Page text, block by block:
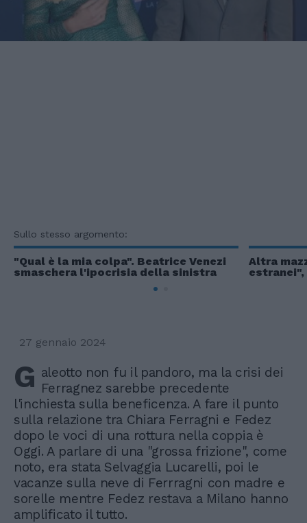
Sullo stesso argomento:
"Qual è la mia colpa". Beatrice Venezi
smaschera l'ipocrisia della sinistra
Altra
27 gennaio 2024
G aleotto non fu il pandoro, ma la crisi dei
Ferragnez sarebbe precedente
l'inchiesta sulla beneficenza. A fare il punto
sulla relazione tra Chiara Ferragni e Fedez
dopo le voci di una rottura nella coppia è
Oggi. A parlare di una "grossa frizione", come
noto, era stata Selvaggia Lucarelli, poi le
vacanze sulla neve di Ferrragni con madre e
sorelle mentre Fedez restava a Milano hanno
amplificato il tutto.